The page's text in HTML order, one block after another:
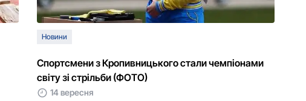
Новини
Спортсмени з Кропивницького стали чемпіонами
світу зі стрільби (ФОТО)
14 вересня